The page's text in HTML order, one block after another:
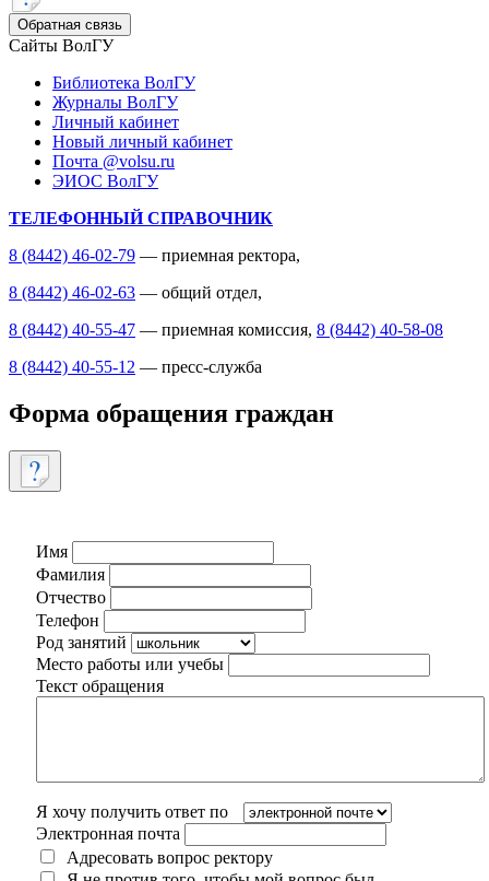
Обратная связь
Сайты ВолГУ
Библиотека ВолГУ
Журналы ВолГУ
Личный кабинет
Новый личный кабинет
Почта @volsu.ru
ЭИОС ВолГУ
ТЕЛЕФОННЫЙ СПРАВОЧНИК
8 (8442) 46-02-79 — приемная ректора,
8 (8442) 46-02-63 — общий отдел,
8 (8442) 40-55-47 — приемная комиссия, 8 (8442) 40-58-08
8 (8442) 40-55-12 — пресс-служба
Форма обращения граждан
Имя
Фамилия
Отчество
Телефон
Род занятий
Место работы или учебы
Текст обращения
Я хочу получить ответ по
Электронная почта
Адресовать вопрос ректору